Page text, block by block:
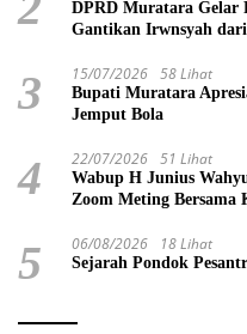
DPRD Muratara Gelar
Gantikan Irwnsyah
3 15/07/2026 58 Lihat
Bupati Muratara
Jemput Bola
4 22/07/2026 51 Lihat
Wabup H Junius
Zoom Meting Bersama
5 06/08/2026 18 Lihat
Sejarah Pondok